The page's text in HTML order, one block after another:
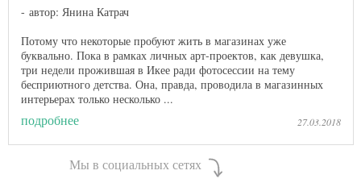
автор: Янина Катрач
Потому что некоторые пробуют жить в магазинах уже
буквально. Пока в рамках личных арт-проектов, как девушка,
три недели прожившая в Икее ради фотосессии на тему
бесприютного детства. Она, правда, проводила в магазинных
интерьерах только несколько ...
подробнее 27.03.2018
Мы в социальных сетях